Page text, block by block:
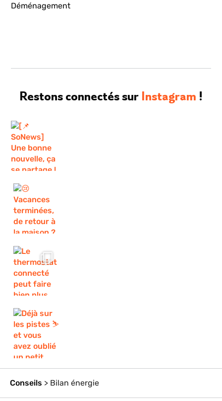
Déménagement
Restons connectés sur Instagram !
Conseils > Bilan énergie